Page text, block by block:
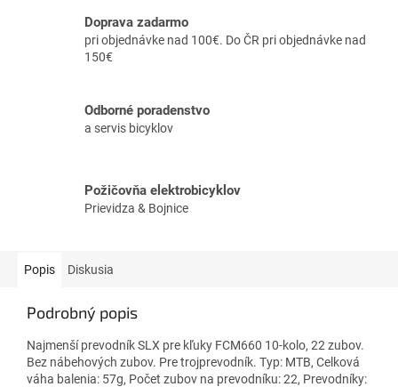
Doprava zadarmo
pri objednávke nad 100€. Do ČR pri objednávke nad
150€
Odborné poradenstvo
a servis bicyklov
Požičovňa elektrobicyklov
Prievidza & Bojnice
Popis Diskusia
Podrobný popis
Najmenší prevodník SLX pre kľuky FCM660 10-kolo, 22 zubov.
Bez nábehových zubov. Pre trojprevodník. Typ: MTB, Celková
váha balenia: 57g, Počet zubov na prevodníku: 22, Prevodníky: